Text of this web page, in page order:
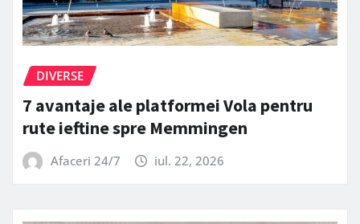
DIVERSE
7 avantaje ale platformei Vola pentru
rute ieftine spre Memmingen
Afaceri 24/7 iul. 22, 2026